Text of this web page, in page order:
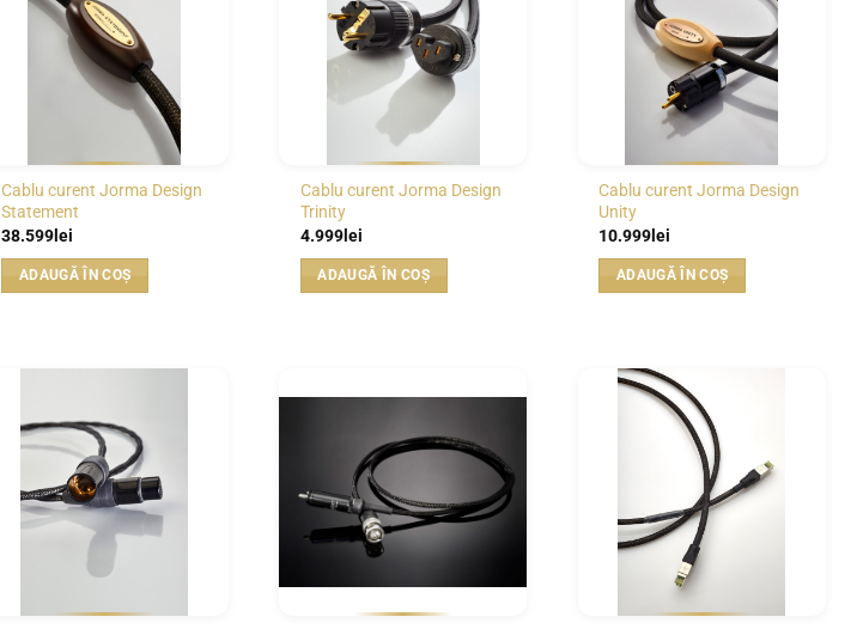
Cablu curent Jorma Design
Statement
38.599 lei
ADAUGĂ ÎN COȘ
Cablu curent Jorma Design
Trinity
4.999lei
ADAUGĂ ÎN COȘ
Cablu curent Jorma Design
Unity
10.999 lei
ADAUGĂ ÎN COȘ
WISHLIST WISHLIST